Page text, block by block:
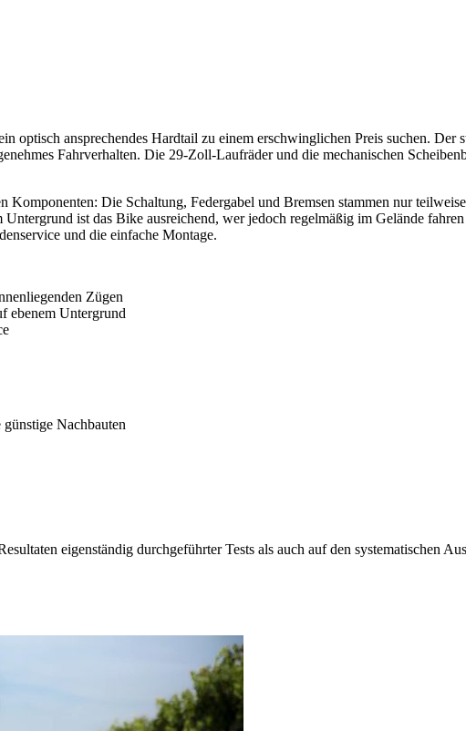
optisch ansprechendes Hardtail zu einem erschwinglichen Preis suchen.
Fahrverhalten. Die 29-Zoll-Laufräder und die mechanischen
Komponenten: Die Schaltung, Federgabel und Bremsen stammen nur
ist das Bike ausreichend, wer jedoch regelmäßig im Gelände
und die einfache Montage.
Zügen
ebenem Untergrund
Nachbauten
eigenständig durchgeführter Tests als auch auf den systematischen